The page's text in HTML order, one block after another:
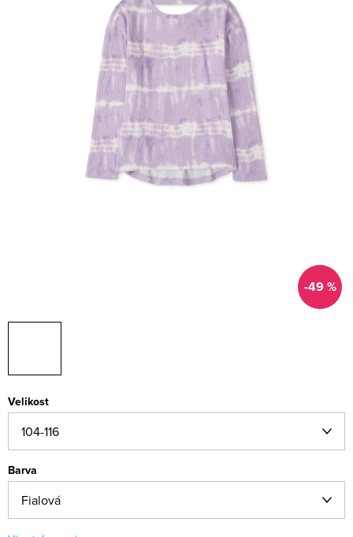
-49 %
Velikost
Barva